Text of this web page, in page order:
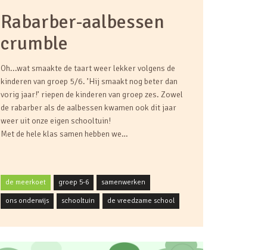
Rabarber-aalbessen
crumble
Oh...wat smaakte de taart weer lekker volgens de
kinderen van groep 5/6. ’Hij smaakt nog beter dan
vorig jaar!’ riepen de kinderen van groep zes. Zowel
de rabarber als de aalbessen kwamen ook dit jaar
weer uit onze eigen schooltuin!
Met de hele klas samen hebben we…
de meerkoet groep 5-6 samenwerken
ons onderwijs schooltuin de vreedzame school